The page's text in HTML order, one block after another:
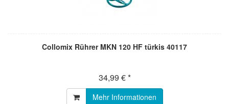
Collomix Rührer MKN 120 HF türkis 40117
34,99 € *
Mehr Informationen